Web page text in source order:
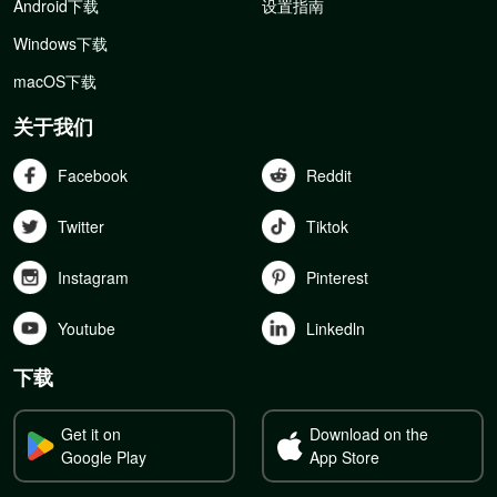
Android下载
Windows下载
macOS下载
设置指南
关于我们
Facebook Reddit
Twitter Tiktok
Instagram Pinterest
Youtube Linkedln
下载
Get it on
Google Play
Download on the
App Store